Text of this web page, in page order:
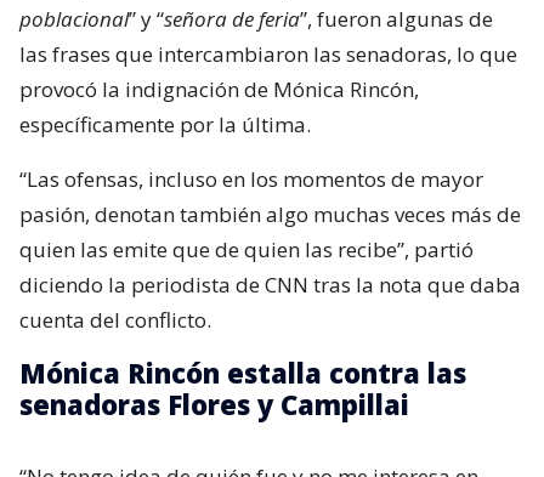
poblacional” y “señora de feria”, fueron algunas de
las frases que intercambiaron las senadoras, lo que
provocó la indignación de Mónica Rincón,
específicamente por la última.
“Las ofensas, incluso en los momentos de mayor
pasión, denotan también algo muchas veces más de
quien las emite que de quien las recibe”, partió
diciendo la periodista de CNN tras la nota que daba
cuenta del conflicto.
Mónica Rincón estalla contra las
senadoras Flores y Campillai